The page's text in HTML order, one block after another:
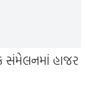
સંમેલનમાં હાજર